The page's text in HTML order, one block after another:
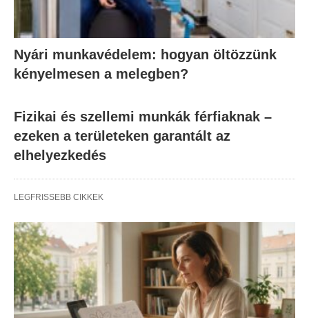
Nyári munkavédelem: hogyan öltözzünk
kényelmesen a melegben?
Fizikai és szellemi munkák férfiaknak –
ezeken a területeken garantált az
elhelyezkedés
LEGFRISSEBB CIKKEK